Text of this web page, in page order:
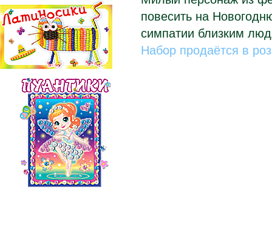
повесить на
симпатии близким
Набор продаётся в